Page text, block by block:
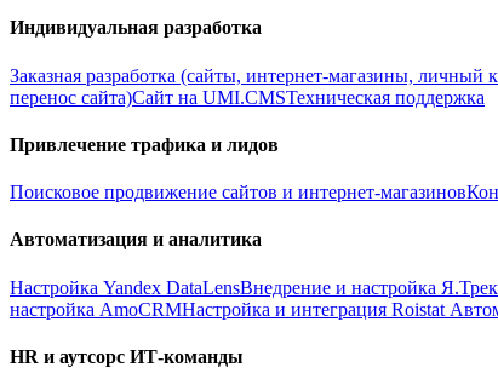
Индивидуальная разработка
Заказная разработка (сайты, интернет-магазины,
перенос сайта)Сайт на UMI.CMSТехническая поддержка
Привлечение трафика и лидов
Поисковое продвижение сайтов и интернет-магазинов
Автоматизация и аналитика
Настройка Yandex DataLensВнедрение и настройка
настройка AmoCRMНастройка и интеграция Roistat
HR и аутсорс ИТ-команды